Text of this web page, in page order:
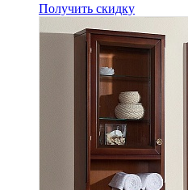
Получить скидку